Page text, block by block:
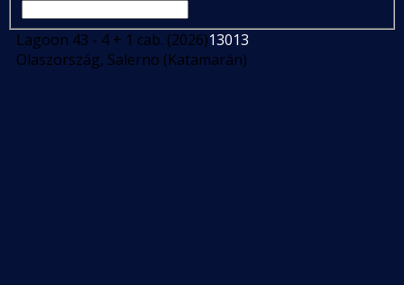
Lagoon 43 - 4 + 1 cab. (2026)13013
Olaszország, Salerno (Katamarán)